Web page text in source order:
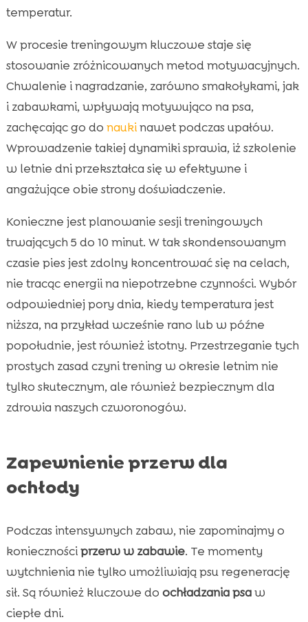
temperatur.
W procesie treningowym kluczowe staje się
stosowanie zróżnicowanych metod motywacyjnych.
Chwalenie i nagradzanie, zarówno smakołykami, jak
i zabawkami, wpływają motywująco na psa,
zachęcając go do naukinawet podczas upałów.
Wprowadzenie takiej dynamiki sprawia, iż szkolenie
w letnie dni przekształca się w efektywne i
angażujące obie strony doświadczenie.
Konieczne jest planowanie sesji treningowych
trwających 5 do 10 minut. W tak skondensowanym
czasie pies jest zdolny koncentrować się na celach,
nie tracąc energii na niepotrzebne czynności. Wybór
odpowiedniej pory dnia, kiedy temperatura jest
niższa, na przykład wcześnie rano lub w późne
popołudnie, jest również istotny. Przestrzeganie tych
prostych zasad czyni trening w okresie letnim nie
tylko skutecznym, ale również bezpiecznym dla
zdrowia naszych czworonogów.
Zapewnienie przerw dla
ochłody
Podczas intensywnych zabaw, nie zapominajmy o
koniecznościprzerw w zabawie. Te momenty
wytchnienia nie tylko umożliwiają psu regenerację
sił. Są również kluczowe do ochładzania psaw
ciepłe dni.